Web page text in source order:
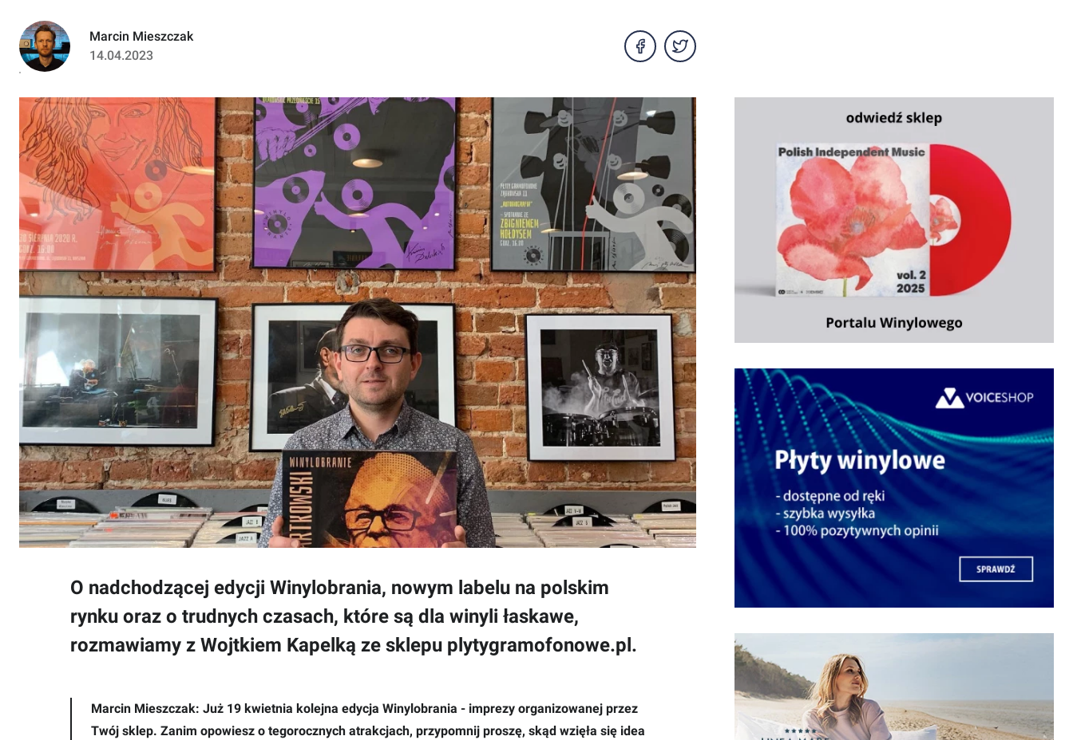
Marcin Mieszczak
14.04.2023
O nadchodzącej edycji Winylobrania, nowym labelu na polskim
rynku oraz o trudnych czasach, które są dla winyli łaskawe,
rozmawiamy z Wojtkiem Kapelką ze sklepu plytygramofonowe.pl.
Marcin Mieszczak: Już 19 kwietnia kolejna edycja Winylobrania - imprezy organizowanej przez
Twój sklep. Zanim opowiesz o tegorocznych atrakcjach, przypomnij proszę, skąd wzięła się idea